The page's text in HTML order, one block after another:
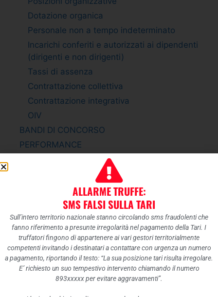
Dotazione organica
Personale non a tempo indeterminato
Incarichi conferiti e autorizzati ai dipendenti
(dirigenti e non dirigenti)
Tassi di assenza
Contrattazione collettiva
Contrattazione integrativa
OIV
BANDI DI CONCORSO
PERFORMANCE
Sistema di misurazione e valutazione della
Piano della Performance
Relazione sulla Performance
Ammontare complessivo dei premi
Dati relativi ai premi
ENTI CONTROLLATI
Enti pubblici vigilati
Società partecipate
ALLARME TRUFFE:
SMS FALSI SULLA TARI
Sull’intero territorio nazionale stanno circolando sms fraudolenti che
fanno riferimento a presunte irregolarità nel pagamento della Tari. I
truffatori fingono di appartenere ai vari gestori territorialmente
competenti invitando i destinatari a contattare con urgenza un numero
a pagamento, riportando il testo: “La sua posizione tari risulta irregolare.
E’ richiesto un suo tempestivo intervento chiamando il numero
893xxxxx per evitare aggravamenti”.